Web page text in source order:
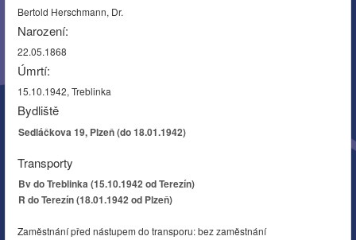
Bertold Herschmann, Dr.
Narození:
22.05.1868
Úmrtí:
15.10.1942, Treblinka
Bydliště
Sedláčkova 19, Plzeň (do 18.01.1942)
Transporty
Bv do Treblinka (15.10.1942 od Terezín)
R do Terezín (18.01.1942 od Plzeň)
Zaměstnání před nástupem do transporu: bez zaměstnání